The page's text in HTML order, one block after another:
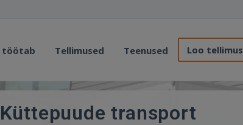
töötab Tellimused Teenused Loo tellimus
Küttepuude transport